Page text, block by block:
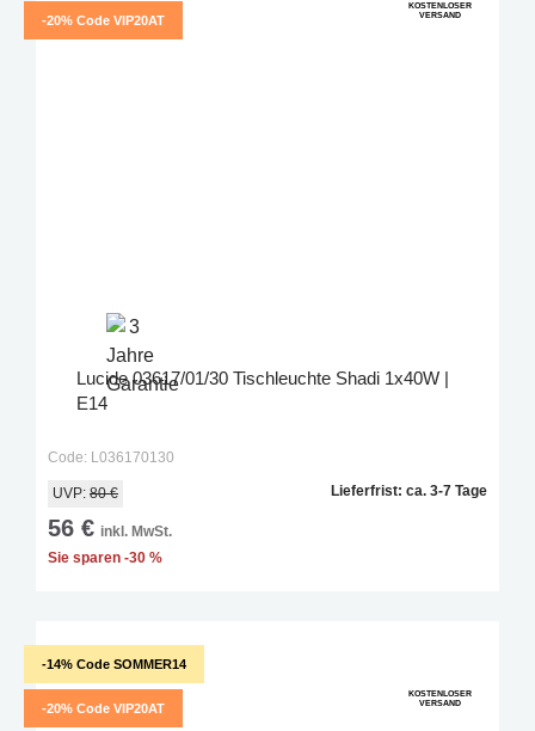
-20% Code VIP20AT
KOSTENLOSER
VERSAND
Lucide 03617/01/30 Tischleuchte Shadi 1x40W |
E14
Code: L036170130
UVP: 80 €
56 € inkl. MwSt.
Sie sparen -30 %
Lieferfrist: ca. 3-7 Tage
-14% Code SOMMER14
-20% Code VIP20AT
KOSTENLOSER
VERSAND